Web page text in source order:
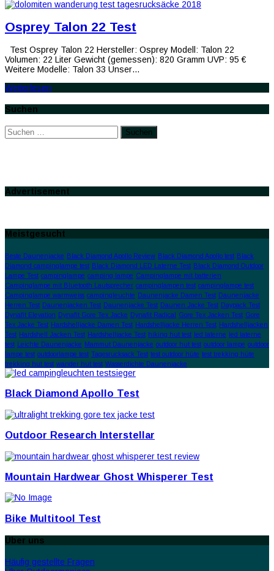
Osprey Talon 22 Test
Test Osprey Talon 22 Hersteller: Osprey Modell: Talon 22
Volumen: 22 Liter Gewicht (gemessen): 820 Gramm UVP: 95 €
Weitere Modelle: Talon 33 Unser…
Weiterlesen
Suchen
Suchen
nach:
Advertisement
Meistgesucht
Beste Daunenjacke Black Diamond Apollo Review Black Diamond Apollo test Black
Diamond campinglampe test Black Diamond LED Laterne Test Black Diamond Outdoor
Lampe Test campinglampe camping lampe Campinglampe mit batterien
Campinglampe mit Bluetooth Lautsprecher campinglampen test campinglampe test
Campinglampe warmweiss campingleuchte Daunenjacke Damen Test Daunenjacke
Herren Test Daunenjacken Test Daunenjacke Test Daunen Jacke Test Daypack Test
Dynafit Elevation Dynafit Gore Tex Jacke Dynafit Radical Gore Tex Jacken Test Gore
Tex Jacke Test Hardshelljacke Damen Test Hardshelljacke Herren Test Hardshelljacken
Test Hardshell Jacken Test Hardshelljacke Test hiking hut test led laterne led laterne
test Leichte Daunenjacke Mammut Daunenjacke outdoor hut test outdoor lampe outdoor
lampe test outdoorlampe test Tagesrucksack Test test outdoor hüte test trekking hüte
trekking hut test wander hut test Wasserdichte Daunenjacke
Black Diamond Apollo Test
Outdoor Research Interstellar
Mountain Hardwear Ghost Whisperer Test
Bike Multitool Test
Über uns
Häufig gestellte Fragen